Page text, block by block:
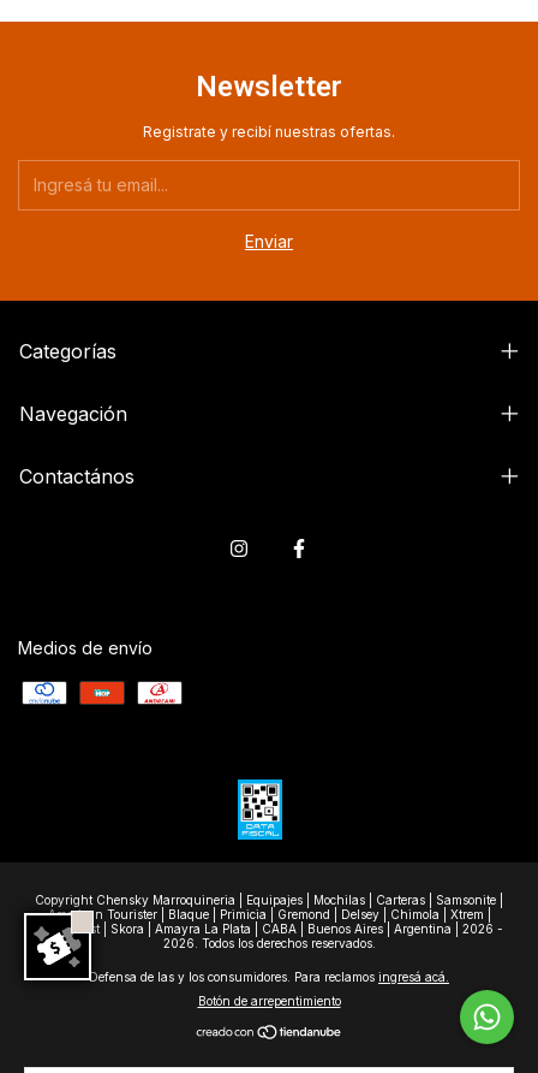
Newsletter
Registrate y recibí nuestras ofertas.
Categorías
Navegación
Contactános
Medios de envío
Copyright Chensky Marroquineria | Equipajes | Mochilas | Carteras | Samsonite |
American Tourister | Blaque | Primicia | Gremond | Delsey | Chimola | Xtrem |
Wanderlast | Skora | Amayra La Plata | CABA | Buenos Aires | Argentina | 2026 -
2026. Todos los derechos reservados.
Defensa de las y los consumidores. Para reclamos ingresá acá.
Botón de arrepentimiento